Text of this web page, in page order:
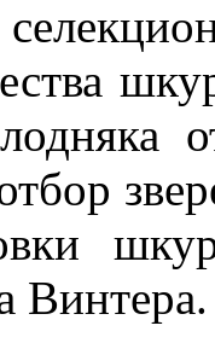
Винтера.